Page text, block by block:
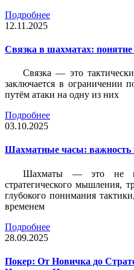
Подробнее
12.11.2025
Связка в шахматах: понятие
Связка — это
заключается в ограничении
путём атаки на одну из них
Подробнее
03.10.2025
Шахматные часы: важность
Шахматы — это не
стратегического мышления,
глубокого понимания
временем
Подробнее
28.09.2025
Покер: От Новичка до